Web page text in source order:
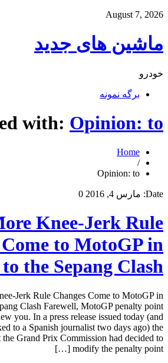
August 7, 2026
ماشین های جدید
خودرو
برگه نمونه
with: Opinion: to
Home
/
Opinion: to
Date: مارس 4, 2016 0
Knee-Jerk Rule
to MotoGP in
to the Sepang Clash
Jerk Rule Changes Come to MotoGP in
Clash Farewell, MotoGP penalty point
you. In a press release issued today (and
to a Spanish journalist two days ago) the
Grand Prix Commission had decided to
modify the penalty point […]